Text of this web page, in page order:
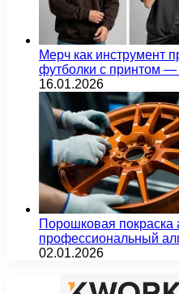
Мерч как инструмент
футболки с принтом
16.01.2026
Порошковая покраска
профессиональный
02.01.2026